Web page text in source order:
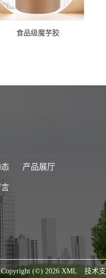
食品级魔芋胶
产品展厅
(©) 2026 XML 技术支